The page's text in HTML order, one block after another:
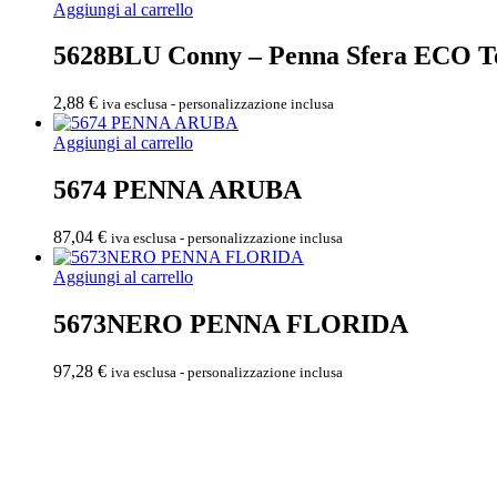
Aggiungi al carrello
5628BLU Conny – Penna Sfera ECO
2,88 € iva esclusa - personalizzazione inclusa
Aggiungi al carrello
5674 PENNA ARUBA
87,04 € iva esclusa - personalizzazione inclusa
Aggiungi al carrello
5673NERO PENNA FLORIDA
97,28 € iva esclusa - personalizzazione inclusa